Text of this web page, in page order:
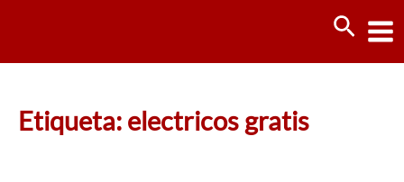
Etiqueta: electricos gratis